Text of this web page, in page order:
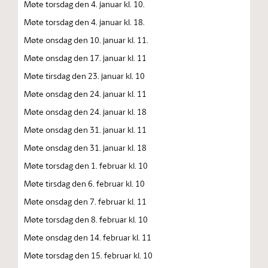
Møte torsdag den 4. januar kl. 10.
Møte torsdag den 4. januar kl. 18.
Møte onsdag den 10. januar kl. 11.
Møte onsdag den 17. januar kl. 11
Møte tirsdag den 23. januar kl. 10
Møte onsdag den 24. januar kl. 11
Møte onsdag den 24. januar kl. 18
Møte onsdag den 31. januar kl. 11
Møte onsdag den 31. januar kl. 18
Møte torsdag den 1. februar kl. 10
Møte tirsdag den 6. februar kl. 10
Møte onsdag den 7. februar kl. 11
Møte torsdag den 8. februar kl. 10
Møte onsdag den 14. februar kl. 11
Møte torsdag den 15. februar kl. 10